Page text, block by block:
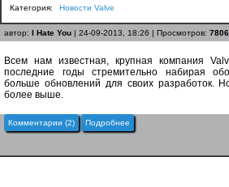
Категория: Новости Valve
автор: I Hate You | 24-09-2013, 18:26 | Просмотров: 7806
Всем нам известная, крупная компания
последние годы стремительно набирая
больше обновлений для своих разработок.
более выше.
Комментарии (2) Подробнее